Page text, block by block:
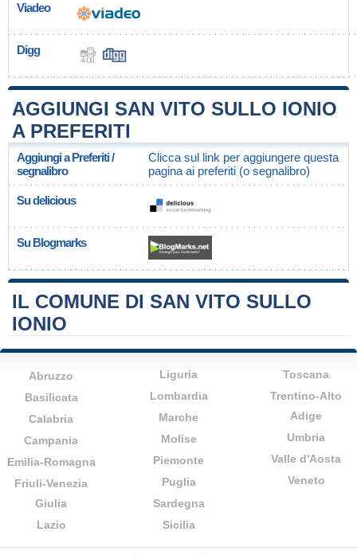
Viadeo
Digg
AGGIUNGI SAN VITO SULLO IONIO
A PREFERITI
Aggiungi a Preferiti /
segnalibro
Clicca sul link per aggiungere questa
pagina ai preferiti (o segnalibro)
Su delicious
Su Blogmarks
IL COMUNE DI SAN VITO SULLO
IONIO
Abruzzo
Basilicata
Calabria
Campania
Emilia-Romagna
Friuli-Venezia
Giulia
Lazio
Liguria
Lombardia
Marche
Molise
Piemonte
Puglia
Sardegna
Sicilia
Toscana
Trentino-Alto
Adige
Umbria
Valle d'Aosta
Veneto